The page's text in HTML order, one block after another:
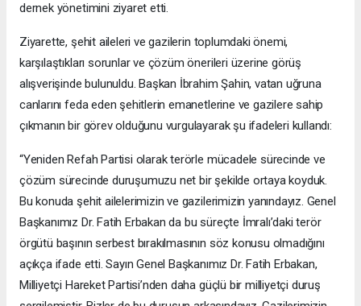
dernek yönetimini ziyaret etti.
Ziyarette, şehit aileleri ve gazilerin toplumdaki önemi,
karşılaştıkları sorunlar ve çözüm önerileri üzerine görüş
alışverişinde bulunuldu. Başkan İbrahim Şahin, vatan uğruna
canlarını feda eden şehitlerin emanetlerine ve gazilere sahip
çıkmanın bir görev olduğunu vurgulayarak şu ifadeleri kullandı:
“Yeniden Refah Partisi olarak terörle mücadele sürecinde ve
çözüm sürecinde duruşumuzu net bir şekilde ortaya koyduk.
Bu konuda şehit ailelerimizin ve gazilerimizin yanındayız. Genel
Başkanımız Dr. Fatih Erbakan da bu süreçte İmralı’daki terör
örgütü başının serbest bırakılmasının söz konusu olmadığını
açıkça ifade etti. Sayın Genel Başkanımız Dr. Fatih Erbakan,
Milliyetçi Hareket Partisi’nden daha güçlü bir milliyetçi duruş